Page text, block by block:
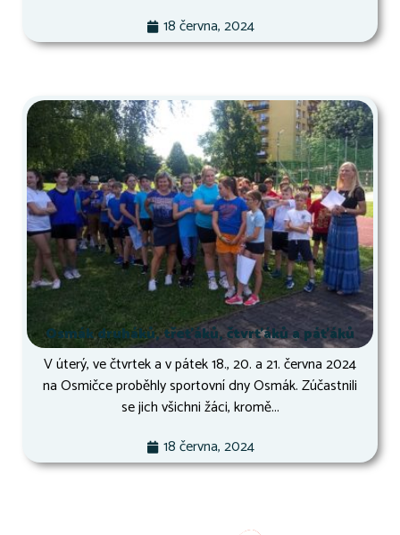
18 června, 2024
Osmák druháků, třeťáků, čtvrťáků a páťáků
V úterý, ve čtvrtek a v pátek 18., 20. a 21. června 2024
na Osmičce proběhly sportovní dny Osmák. Zúčastnili
se jich všichni žáci, kromě...
18 června, 2024